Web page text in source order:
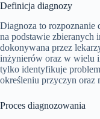
Definicja diagnozy
Diagnoza to rozpoznanie
na podstawie zbieranych
dokonywana przez
inżynierów oraz w wielu
tylko identyfikuje
określeniu przyczyn oraz
Proces diagnozowania